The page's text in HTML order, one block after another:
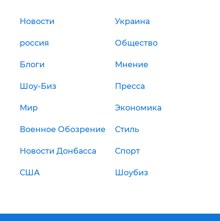
Новости Украина
россия Общество
Блоги Мнение
Шоу-Биз Пресса
Мир Экономика
Военное Обозрение Стиль
Новости Донбасса Спорт
США Шоубиз